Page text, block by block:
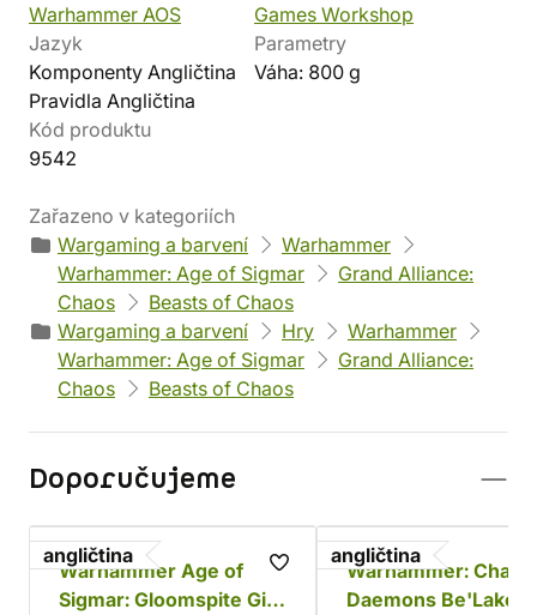
Warhammer AOS
Games Workshop
Jazyk
Komponenty Angličtina
Pravidla Angličtina
Parametry
Váha: 800 g
Kód produktu
9542
Zařazeno v kategoriích
Wargaming a barvení
Warhammer
Warhammer: Age of Sigmar
Grand Alliance:
Chaos
Beasts of Chaos
Wargaming a barvení
Hry
Warhammer
Warhammer: Age of Sigmar
Grand Alliance:
Chaos
Beasts of Chaos
Doporučujeme
angličtina
Warhammer Age of
Sigmar: Gloomspite Gitz
angličtina
Warhammer: Chaos
Daemons Be'Lakor